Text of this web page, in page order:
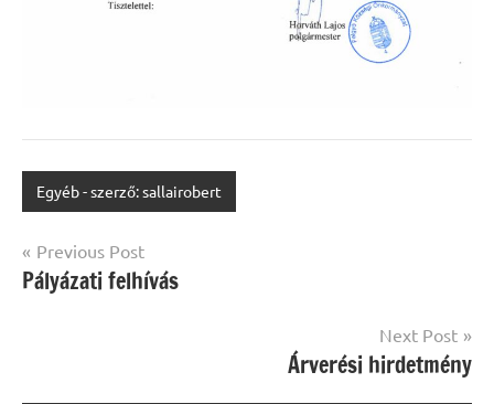
Egyéb - szerző: sallairobert
Bejegyzés
navigáció
Previous Post
Pályázati felhívás
Next Post
Árverési hirdetmény